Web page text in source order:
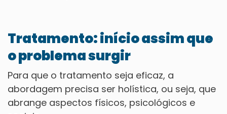
Tratamento: início assim que
o problema surgir
Para que o tratamento seja eficaz, a
abordagem precisa ser holística, ou seja, que
abrange aspectos físicos, psicológicos e